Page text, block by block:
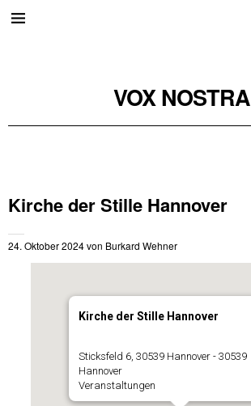
VOX NOSTRA
Kirche der Stille Hannover
24. Oktober 2024von Burkard Wehner
Kirche der Stille Hannover
Sticksfeld 6, 30539 Hannover - 30539
Hannover
Veranstaltungen